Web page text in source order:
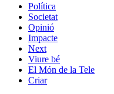
Política
Societat
Opinió
Impacte
Next
Viure bé
El Món de la Tele
Criar